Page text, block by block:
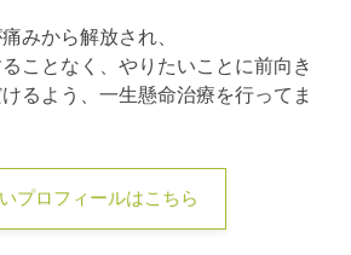
みから解放され、
ことなく、やりたいことに前向き
るよう、一生懸命治療を行ってま
プロフィールはこちら